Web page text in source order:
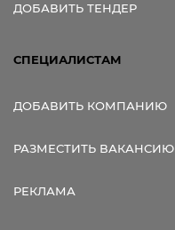
ДОБАВИТЬ ТЕНДЕР
СПЕЦИАЛИСТАМ
ДОБАВИТЬ КОМПАНИЮ
РАЗМЕСТИТЬ ВАКАНСИЮ
РЕКЛАМА